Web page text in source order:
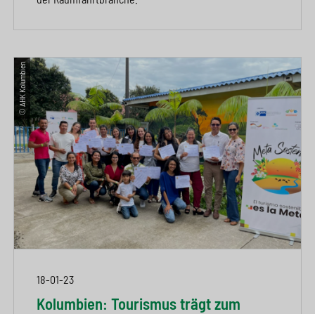
© AHK Kolumbien
18-01-23
Kolumbien: Tourismus trägt zum